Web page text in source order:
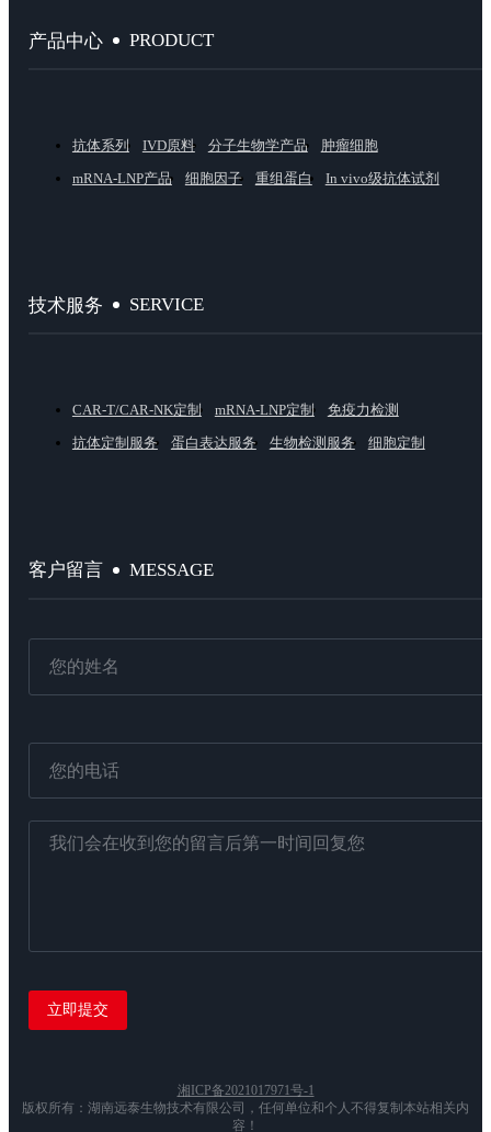
产品中心 PRODUCT
抗体系列 IVD原料 分子生物学产品
肿瘤细胞
mRNA-LNP产品
细胞因子 重组蛋白 In vivo级抗体试剂
技术服务 SERVICE
CAR-T/CAR-NK定制 mRNA-LNP定制
免疫力检测
抗体定制服务
蛋白表达服务 生物检测服务 细胞定制
客户留言 MESSAGE
湘ICP备2021017971号-1
版权所有：湖南远泰生物技术有限公司，任何单位和个人不得复制本站相关内
容！